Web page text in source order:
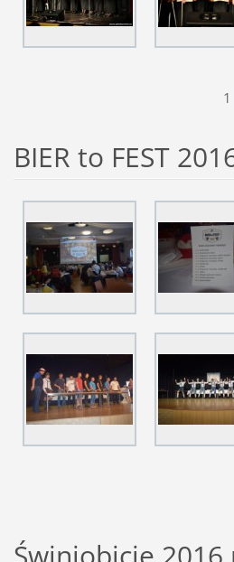
1
BIER to FEST